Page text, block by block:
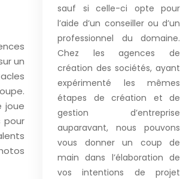
un
joue
pour
sauf si celle-ci opte pour
l’aide d’un conseiller ou d’un
professionnel du domaine.
Chez les agences de
création des sociétés, ayant
expérimenté les mêmes
étapes de création et de
gestion d’entreprise
auparavant, nous pouvons
vous donner un coup de
main dans l’élaboration de
vos intentions de projet